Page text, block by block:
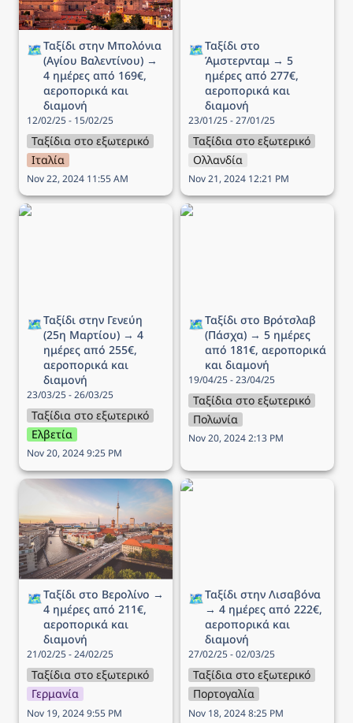
🗺️Ταξίδι στην Μπολόνια
(Αγίου Βαλεντίνου) →
4 ημέρες από 169€,
αεροπορικά και
διαμονή
12/02/25 - 15/02/25
Ταξίδια στο εξωτερικό
Ιταλία
Nov 22, 2024 11:55 AM
🗺️Ταξίδι στο
Άμστερνταμ → 5
ημέρες από 277€,
αεροπορικά και
διαμονή
23/01/25 - 27/01/25
Ταξίδια στο εξωτερικό
Ολλανδία
Nov 21, 2024 12:21 PM
Ταξίδι στην Γενεύη (25η
🗺️Ταξίδι στην Γενεύη
(25η Μαρτίου) → 4
ημέρες από 255€,
αεροπορικά και
διαμονή
23/03/25 - 26/03/25
Ταξίδια στο εξωτερικό
Ελβετία
Nov 20, 2024 9:25 PM
Ταξίδι στο Βρότσλαβ
🗺️Ταξίδι στο Βρότσλαβ
(Πάσχα) → 5 ημέρες
από 181€, αεροπορικά
και διαμονή
19/04/25 - 23/04/25
Ταξίδια στο εξωτερικό
Πολωνία
Nov 20, 2024 2:13 PM
Ταξίδι στο Βερολίνο → 4
ημέρες από 211€,
αεροπορικά και διαμονή
🗺️Ταξίδι στο Βερολίνο →
4 ημέρες από 211€,
αεροπορικά και
διαμονή
21/02/25 - 24/02/25
Ταξίδια στο εξωτερικό
Γερμανία
Nov 19, 2024 9:55 PM
Ταξίδι στην Λισαβόνα → 4
🗺️Ταξίδι στην Λισαβόνα
→ 4 ημέρες από 222€,
αεροπορικά και
διαμονή
27/02/25 - 02/03/25
Ταξίδια στο εξωτερικό
Πορτογαλία
Nov 18, 2024 8:25 PM